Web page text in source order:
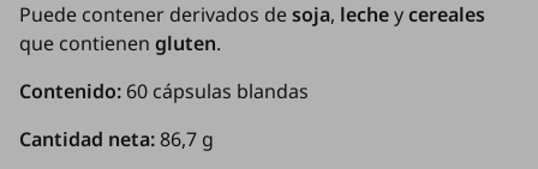
Puede contener derivados desoja, lecheycereales
que contienen gluten.
Contenido: 60 cápsulas blandas
Cantidad neta:86,7 g